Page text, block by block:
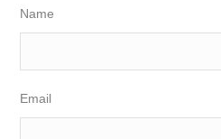
Name
Email